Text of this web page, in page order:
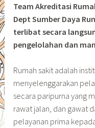
Team Akreditasi
Dept Sumber Daya
terlibat secara
pengelolahan dan
Rumah sakit adalah
menyelenggarakan
secara paripurna yang
rawat jalan, dan gawat
pelayanan prima